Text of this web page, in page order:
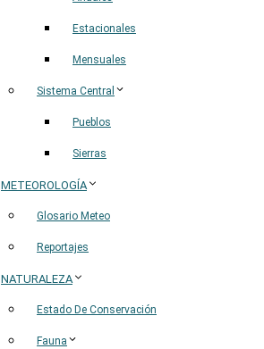
Estacionales
Mensuales
Sistema Central
Pueblos
Sierras
METEOROLOGÍA
Glosario Meteo
Reportajes
NATURALEZA
Estado De Conservación
Fauna